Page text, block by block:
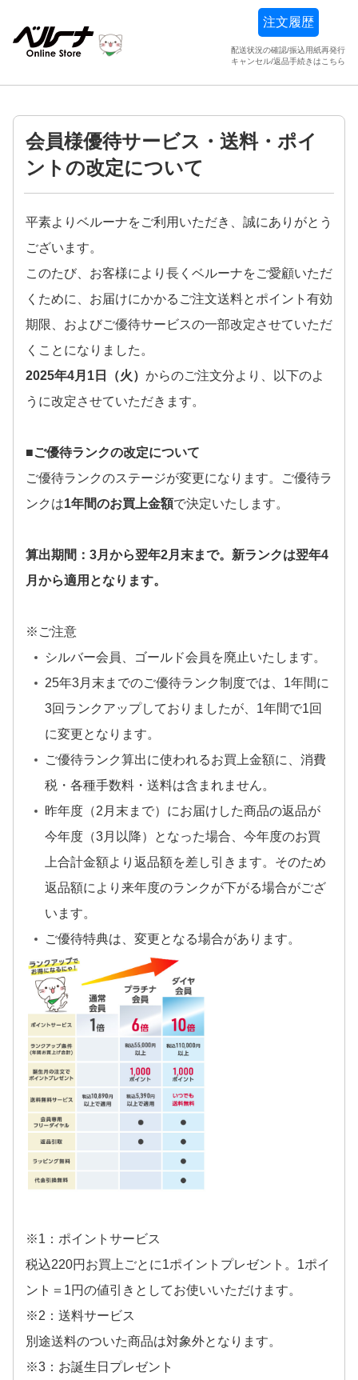
注文履歴
配送状況の確認/振込用紙再発行
キャンセル/返品手続きはこちら
会員様優待サービス・送料・ポイ
ントの改定について
平素よりベルーナをご利用いただき、誠にありがとう
ございます。
このたび、お客様により長くベルーナをご愛顧いただ
くために、お届けにかかるご注文送料とポイント有効
期限、およびご優待サービスの一部改定させていただ
くことになりました。
2025年4月1日（火） からのご注文分より、以下のよ
うに改定させていただきます。
■ご優待ランクの改定について
ご優待ランクのステージが変更になります。ご優待ラ
ンクは1年間のお買上金額で決定いたします。
算出期間：3月から翌年2月末まで。新ランクは翌年4
月から適用となります。
※ご注意
シルバー会員、ゴールド会員を廃止いたします。
25年3月末までのご優待ランク制度では、1年間に
3回ランクアップしておりましたが、1年間で1回
に変更となります。
ご優待ランク算出に使われるお買上金額に、消費
税・各種手数料・送料は含まれません。
昨年度（2月末まで）にお届けした商品の返品が
今年度（3月以降）となった場合、今年度のお買
上合計金額より返品額を差し引きます。そのため
返品額により来年度のランクが下がる場合がござ
います。
ご優待特典は、変更となる場合があります。
※1：ポイントサービス
税込220円お買上ごとに1ポイントプレゼント。1ポイ
ント＝1円の値引きとしてお使いいただけます。
※2：送料サービス
別途送料のついた商品は対象外となります。
※3：お誕生日プレゼント